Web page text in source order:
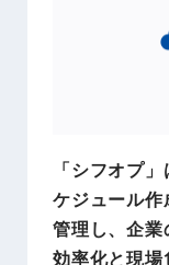
「シフオプ
ケジュール作
管理し、企業
効率化と現場